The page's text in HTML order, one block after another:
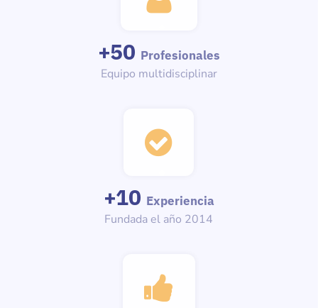
+50 Profesionales
Equipo multidisciplinar
+10 Experiencia
Fundada el año 2014